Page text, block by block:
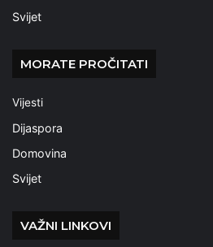
Svijet
MORATE PROČITATI
Vijesti
Dijaspora
Domovina
Svijet
VAŽNI LINKOVI